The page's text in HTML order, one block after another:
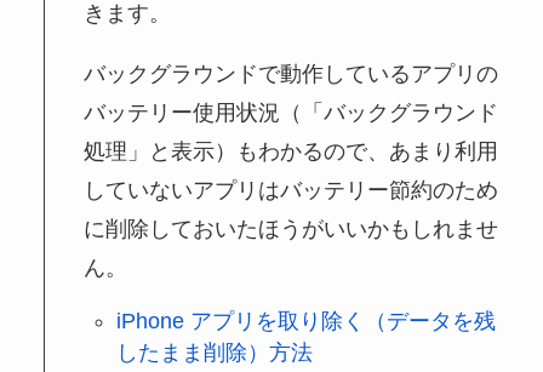
きます。
バックグラウンドで動作しているアプリの
バッテリー使用状況（「バックグラウンド
処理」と表示）もわかるので、あまり利用
していないアプリはバッテリー節約のため
に削除しておいたほうがいいかもしれませ
ん。
iPhone アプリを取り除く（データを残
したまま削除）方法